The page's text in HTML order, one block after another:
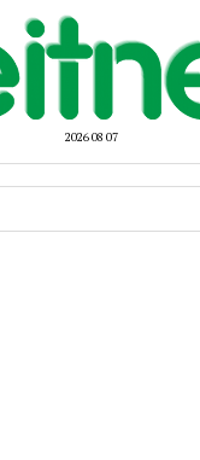
2026 08 07